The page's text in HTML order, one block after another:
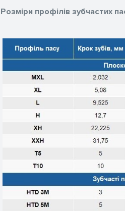
Розміри профілів зубчастих